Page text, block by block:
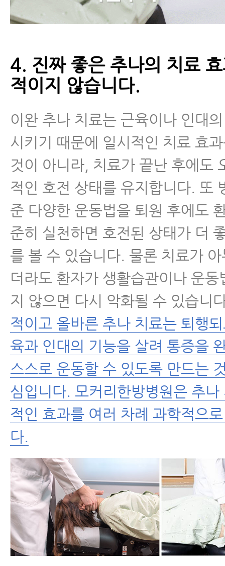
4. 진짜 좋은 추나의 치료
적이지 않습니다.
이완 추나 치료는 근육이나 인대
시키기 때문에 일시적인 치료 효
것이 아니라, 치료가 끝난 후에도
적인 호전 상태를 유지합니다. 또
준 다양한 운동법을 퇴원 후에도
준히 실천하면 호전된 상태가 더
를 볼 수 있습니다. 물론 치료가
더라도 환자가 생활습관이나 운동
지 않으면 다시 악화될 수 있습니
적이고 올바른 추나 치료는 퇴행
육과 인대의 기능을 살려 통증을
스스로 운동할 수 있도록 만드는
심입니다. 모커리한방병원은 추나
적인 효과를 여러 차례 과학적으
다.